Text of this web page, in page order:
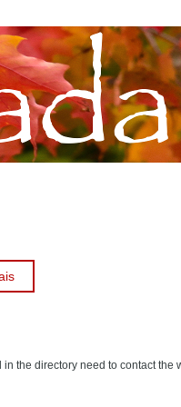
the directory need to contact the